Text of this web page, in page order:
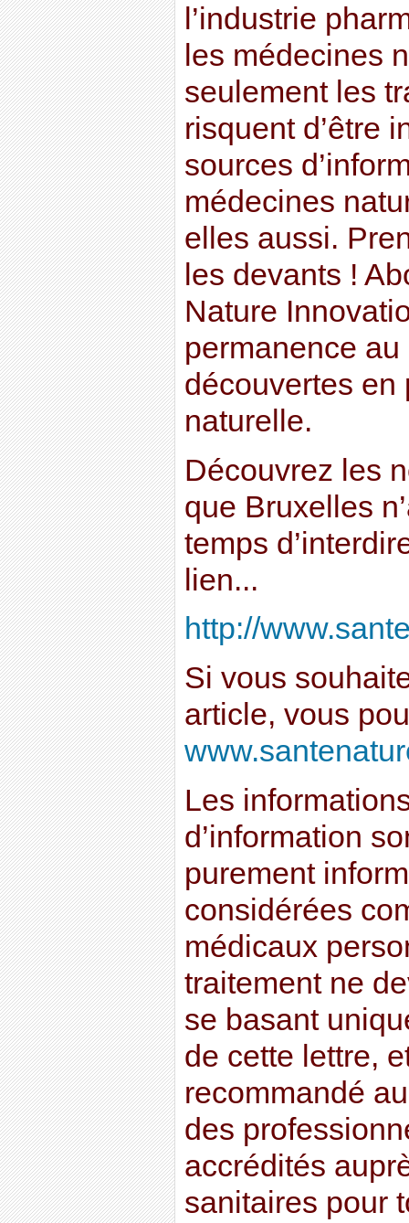
l’industrie
les médecines
seulement les
risquent d’être
sources
médecines
elles aussi.
les devants !
Nature
permanence
découvertes en
naturelle.
Découvrez les
que Bruxelles
temps
lien...
http://
Si vous
article, vous
Les
d’information
purement
considérées
médicaux
traitement ne
se basant
de cette lettre,
recommandé
des
accrédités
sanitaires pour